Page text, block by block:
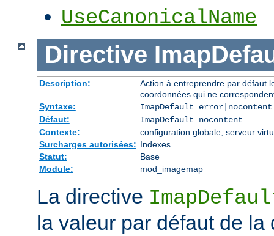
UseCanonicalName
Directive
Description:
Action à entreprendre par défaut
coordonnées qui ne
Syntaxe:
ImapDefault
Défaut:
ImapDefault nocontent
Contexte:
configuration globale, serveur
Surcharges autorisées: Indexes
Statut:
Base
Module:
mod_imagemap
La directive
la valeur par défaut de